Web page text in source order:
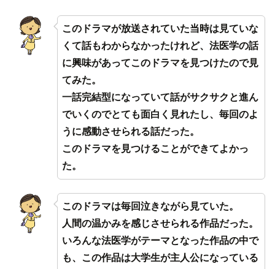
このドラマが放送されていた当時は見ていな
くて話もわからなかったけれど、法医学の話
に興味があってこのドラマを見つけたので見
てみた。
一話完結型になっていて話がサクサクと進ん
でいくのでとても面白く見れたし、毎回のよ
うに感動させられる話だった。
このドラマを見つけることができてよかっ
た。
このドラマは毎回泣きながら見ていた。
人間の温かみを感じさせられる作品だった。
いろんな法医学がテーマとなった作品の中で
も、この作品は大学生が主人公になっている